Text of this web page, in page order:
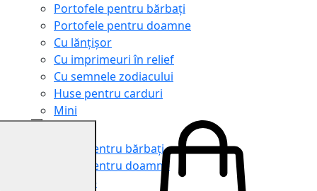
Portofele pentru bărbați
Portofele pentru doamne
Cu lănțișor
Cu imprimeuri în relief
Cu semnele zodiacului
Huse pentru carduri
Mini
Genți pentru bărbați
Genți pentru doamne
Serviete